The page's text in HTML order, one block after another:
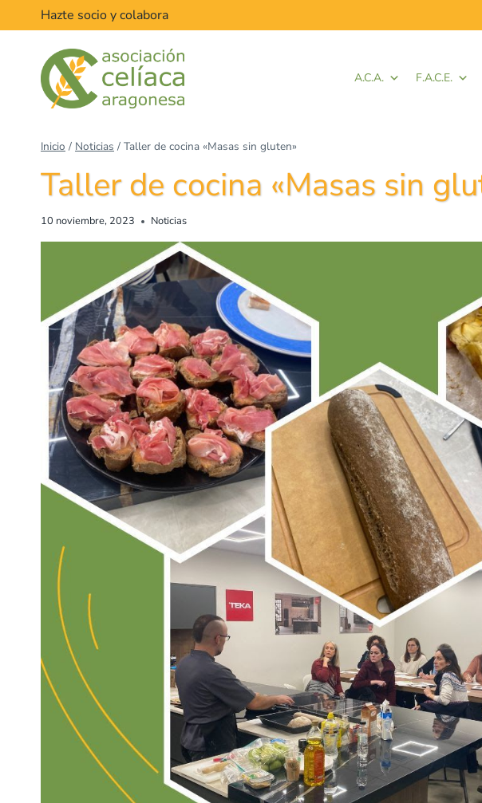
Hazte socio y colabora
A.C.A. F.A.C.E.
Inicio / Noticias / Taller de cocina «Masas sin gluten»
Taller de cocina «Masas sin
10 noviembre, 2023 Noticias